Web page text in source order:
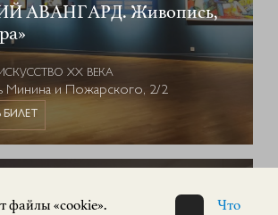
АВАНГАРД. Живопись,
ИСКУССТВО XX ВЕКА
Минина и Пожарского, 2/2
0+
файлы «cookie».
Что